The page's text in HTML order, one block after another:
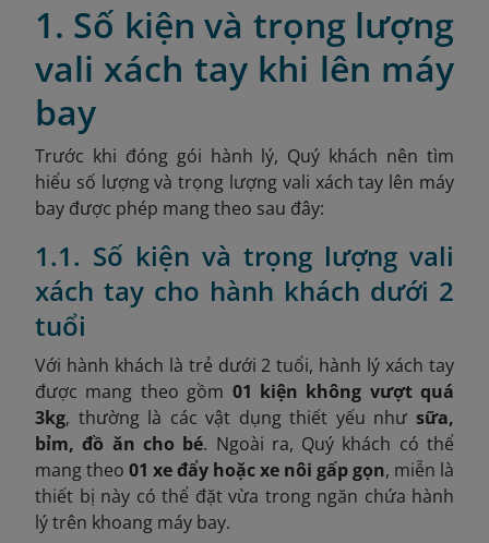
1. Số kiện và trọng lượng
vali xách tay khi lên máy
bay
Trước khi đóng gói hành lý, Quý khách nên tìm
hiểu số lượng và trọng lượng vali xách tay lên máy
bay được phép mang theo sau đây:
1.1. Số kiện và trọng lượng vali
xách tay cho hành khách dưới 2
tuổi
Với hành khách là trẻ dưới 2 tuổi, hành lý xách tay
được mang theo gồm 01 kiện không vượt quá
3kg, thường là các vật dụng thiết yếu như sữa,
bỉm, đồ ăn cho bé. Ngoài ra, Quý khách có thể
mang theo 01 xe đẩy hoặc xe nôi gấp gọn, miễn là
thiết bị này có thể đặt vừa trong ngăn chứa hành
lý trên khoang máy bay.